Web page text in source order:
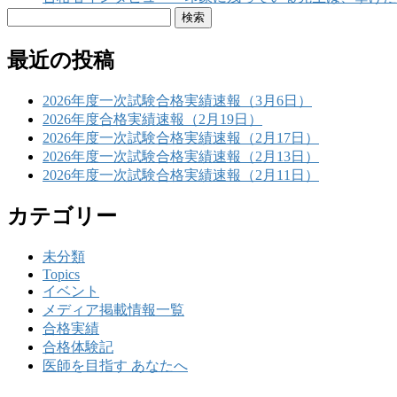
最近の投稿
2026年度一次試験合格実績速報（3月6日）
2026年度合格実績速報（2月19日）
2026年度一次試験合格実績速報（2月17日）
2026年度一次試験合格実績速報（2月13日）
2026年度一次試験合格実績速報（2月11日）
カテゴリー
未分類
Topics
イベント
メディア掲載情報一覧
合格実績
合格体験記
医師を目指す あなたへ